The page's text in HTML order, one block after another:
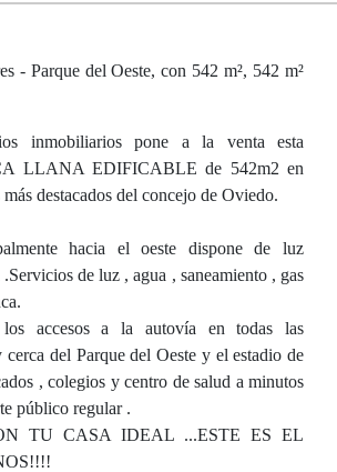
- Parque del Oeste, con 542 m², 542 m²
inmobiliarios pone a la venta esta
LLANA EDIFICABLE de 542m2 en
destacados del concejo de Oviedo.
hacia el oeste dispone de luz
de luz , agua , saneamiento , gas
accesos a la autovía en todas las
del Parque del Oeste y el estadio de
, colegios y centro de salud a minutos
público regular .
TU CASA IDEAL ...ESTE ES EL